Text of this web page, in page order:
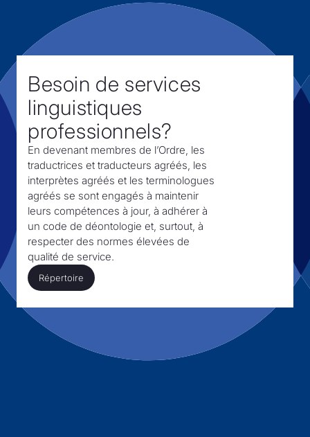
Besoin de services
linguistiques
professionnels?
En devenant membres de l’Ordre, les
traductrices et traducteurs agréés, les
interprètes agréés et les terminologues
agréés se sont engagés à maintenir
leurs compétences à jour, à adhérer à
un code de déontologie et, surtout, à
respecter des normes élevées de
qualité de service.
Répertoire
Répertoire